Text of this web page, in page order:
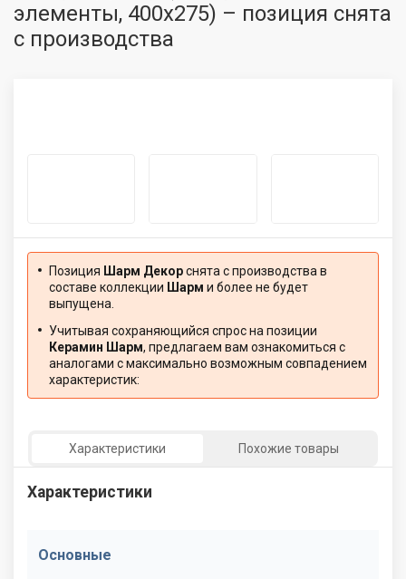
элементы, 400x275) – позиция снята
с производства
Позиция Шарм Декорснята с производства в
составе коллекции Шарм и более не будет
выпущена.
Учитывая сохраняющийся спрос на позиции
Керамин Шарм, предлагаем вам ознакомиться с
аналогами с максимально возможным совпадением
характеристик:
Характеристики Похожие товары
Характеристики
Основные